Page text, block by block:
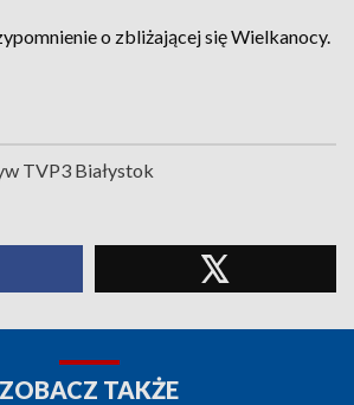
o zbliżającej się Wielkanocy.
TVP3 Białystok
ZOBACZ TAKŻE